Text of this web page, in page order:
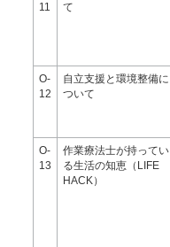
11
て
O-
12
自立支援と環境整備に
ついて
O-
13
作業療法士が持ってい
る生活の知恵（LIFE
HACK）